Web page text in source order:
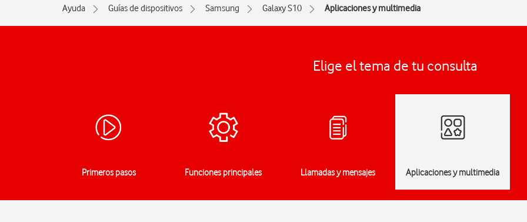
Ayuda Guías de dispositivos Samsung Galaxy S10 Aplicaciones y multimedia
Elige el tema de tu consulta
Primeros pasos Funciones principales Llamadas y mensajes Aplicaciones y multimedia